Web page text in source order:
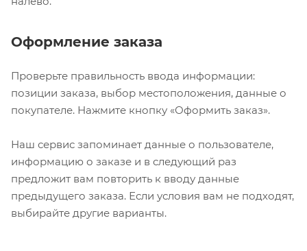
Оформление заказа
Проверьте правильность ввода информации:
позиции заказа, выбор местоположения, данные о
покупателе. Нажмите кнопку «Оформить заказ».
Наш сервис запоминает данные о пользователе,
информацию о заказе и в следующий раз
предложит вам повторить к вводу данные
предыдущего заказа. Если условия вам не подходят,
выбирайте другие варианты.